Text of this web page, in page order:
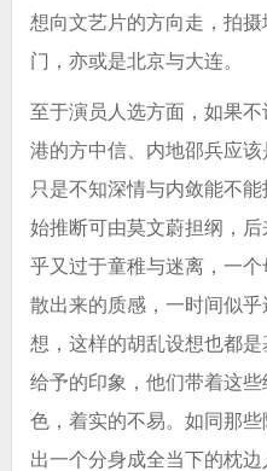
想向文艺片的方向走，拍
门，亦或是北京与大连。
至于演员人选方面，如果
港的方中信、内地邵兵应该
只是不知深情与内敛能不
始推断可由莫文蔚担纲，
乎又过于童稚与迷离，一
散出来的质感，一时间似
想，这样的胡乱设想也都
给予的印象，他们带着这
色，着实的不易。如同那
出一个分身成全当下的枕边